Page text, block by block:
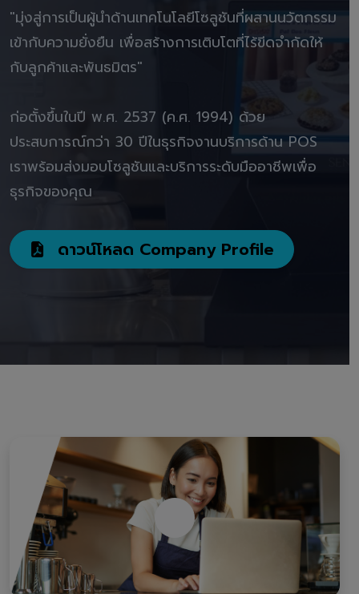
"มุ่งสู่การเป็นผู้นำด้านเทคโนโลยีโซลูชันที่ผสานนวัตกรรม
เข้ากับความยั่งยืน เพื่อสร้างการเติบโตที่ไร้ขีดจำกัดให้
กับลูกค้าและพันธมิตร"
ก่อตั้งขึ้นในปี พ.ศ. 2537 (ค.ศ. 1994) ด้วย
ประสบการณ์กว่า 30 ปีในธุรกิจงานบริการด้าน POS
เราพร้อมส่งมอบโซลูชันและบริการระดับมืออาชีพเพื่อ
ธุรกิจของคุณ
ดาวน์โหลด Company Profile